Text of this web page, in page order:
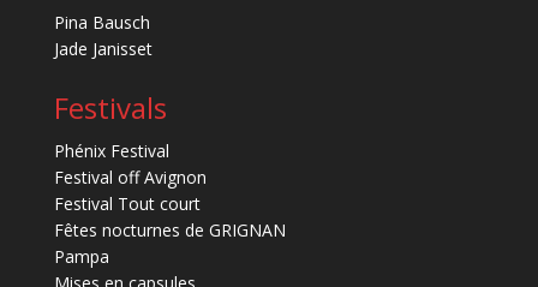
Pina Bausch
Jade Janisset
Festivals
Phénix Festival
Festival off Avignon
Festival Tout court
Fêtes nocturnes de GRIGNAN
Pampa